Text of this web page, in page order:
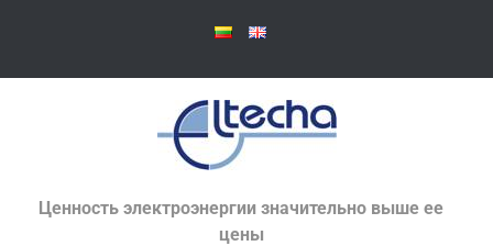
Ценность электроэнергии значительно выше ее
цены